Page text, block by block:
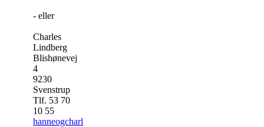
- eller
Charles
Lindberg
Blishønevej
4
9230
Svenstrup
Tlf. 53 70
10 55
hanneogcharles@gmail.com